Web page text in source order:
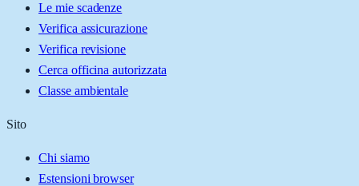
Le mie scadenze
Verifica assicurazione
Verifica revisione
Cerca officina autorizzata
Classe ambientale
Sito
Chi siamo
Estensioni browser